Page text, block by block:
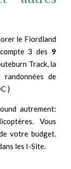
le Fiordland
3 des 9
Track, la
de
)
autrement:
Vous
votre budget.
les I-Site.